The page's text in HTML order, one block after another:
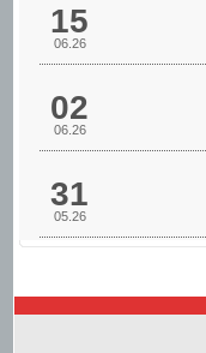
15
06.26
02
06.26
31
05.26